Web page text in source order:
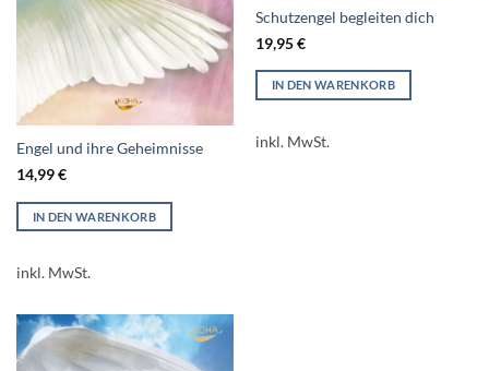
Engel und ihre Geheimnisse
14,99€
IN DEN WARENKORB
inkl. MwSt.
Schutzengel begleiten dich
19,95€
IN DEN WARENKORB
inkl. MwSt.